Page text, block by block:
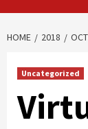
HOME 2018
Uncategorized